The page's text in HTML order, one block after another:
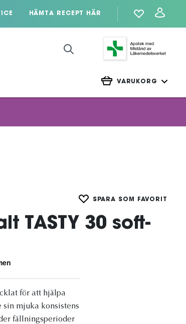
HÄMTA RECEPT HÄR
VARUKORG
SPARA SOM FAVORIT
TASTY 30 soft-
för att hjälpa
sin mjuka konsistens
fällningsperioder